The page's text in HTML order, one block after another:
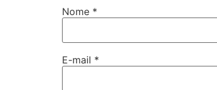
Nome *
E-mail *